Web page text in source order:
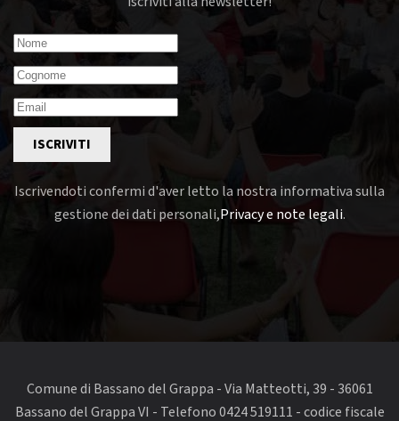
ISCRIVITI
Iscrivendoti confermi d'aver letto la nostra informativa sulla
gestione dei dati personali,Privacy e note legali.
Comune di Bassano del Grappa - Via Matteotti, 39 - 36061
Bassano del Grappa VI - Telefono 0424 519111 - codice fiscale